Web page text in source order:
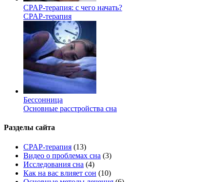
CPAP-терапия: с чего начать?
CPAP-терапия
Бессонница
Основные расстройства сна
Разделы сайта
CPAP-терапия (13)
Видео о проблемах сна (3)
Исследования сна (4)
Как на вас влияет сон (10)